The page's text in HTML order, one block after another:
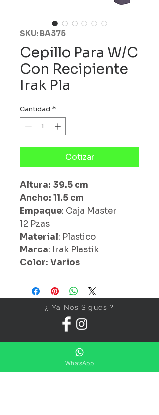
SKU: BA375
Cepillo Para W/C
Con Recipiente
Irak Pla
Cantidad *
Cotizar
Altura: 39.5 cm
Ancho: 11.5 cm
Empaque: Caja Master
12 Pzas
Material: Plastico
Marca: Irak Plastik
Color: Varios
¿ Ya Nos Sigues ?
Suscríbete ahora
WhatsApp